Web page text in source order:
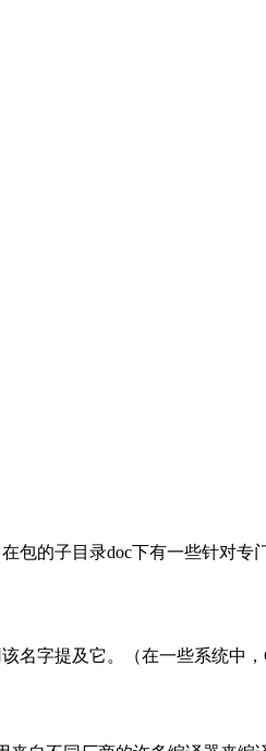
包的子目录doc下有一些针对专
名字提及它。（在一些系统中